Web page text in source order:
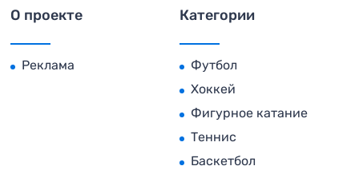
О проекте
Реклама
Категории
Футбол
Хоккей
Фигурное катание
Теннис
Баскетбол